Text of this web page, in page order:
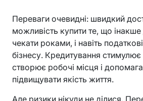
Переваги очевидні: швидкий
можливість купити те, що
чекати роками, і навіть
бізнесу. Кредитування
створює робочі місця і
підвищувати якість життя.
Але ризики нікуди не ділися.